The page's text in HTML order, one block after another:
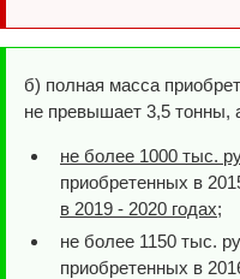
б) полная масса
не превышает 3,5 тонны,
не более 1000 тыс.
приобретенных в
в 2019 - 2020 годах;
не более 1150 тыс.
приобретенных в